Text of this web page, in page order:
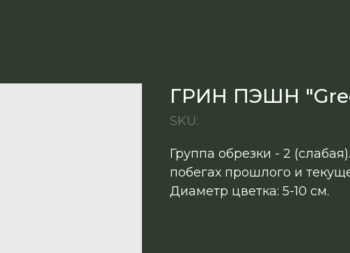
ГРИН ПЭШН
SKU:
Группа обрезки - 2
побегах прошлого и
Диаметр цветка: 5-10 см.